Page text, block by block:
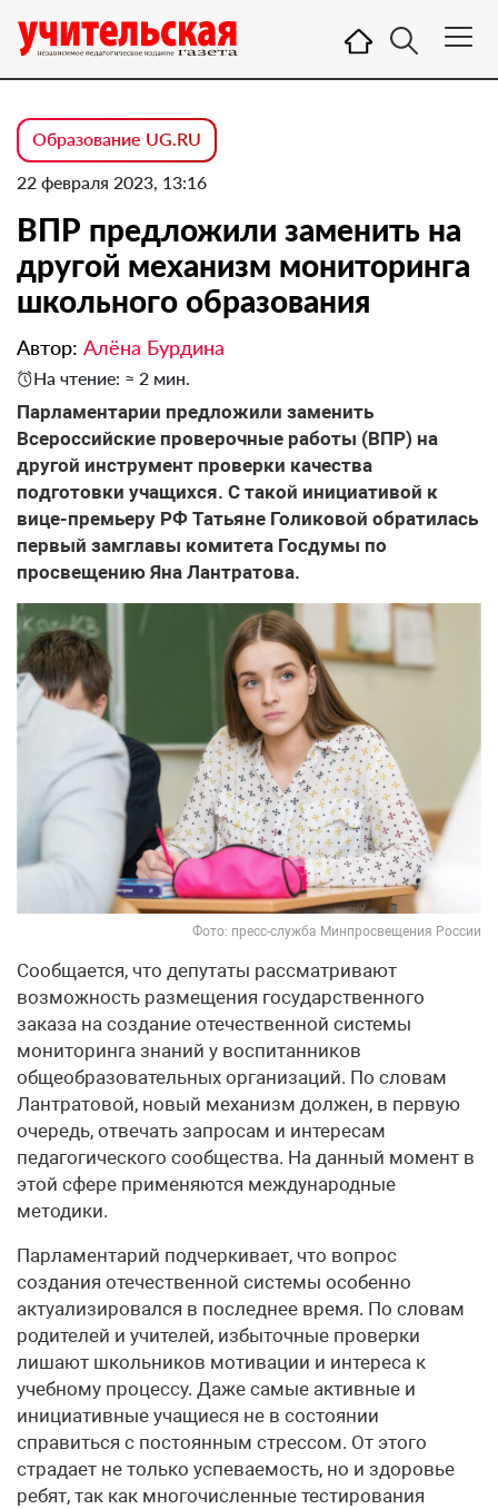
Образование UG.RU
22 февраля 2023, 13:16
ВПР предложили заменить на
другой механизм мониторинга
школьного образования
Автор: Алёна Бурдина
На чтение: ≈ 2 мин.
Парламентарии предложили заменить
Всероссийские проверочные работы (ВПР) на
другой инструмент проверки качества
подготовки учащихся. С такой инициативой к
вице-премьеру РФ Татьяне Голиковой обратилась
первый замглавы комитета Госдумы по
просвещению Яна Лантратова.
Фото: пресс-служба Минпросвещения России
Сообщается, что депутаты рассматривают
возможность размещения государственного
заказа на создание отечественной системы
мониторинга знаний у воспитанников
общеобразовательных организаций. По словам
Лантратовой, новый механизм должен, в первую
очередь, отвечать запросам и интересам
педагогического сообщества. На данный момент в
этой сфере применяются международные
методики.
Парламентарий подчеркивает, что вопрос
создания отечественной системы особенно
актуализировался в последнее время. По словам
родителей и учителей, избыточные проверки
лишают школьников мотивации и интереса к
учебному процессу. Даже самые активные и
инициативные учащиеся не в состоянии
справиться с постоянным стрессом. От этого
страдает не только успеваемость, но и здоровье
ребят, так как многочисленные тестирования